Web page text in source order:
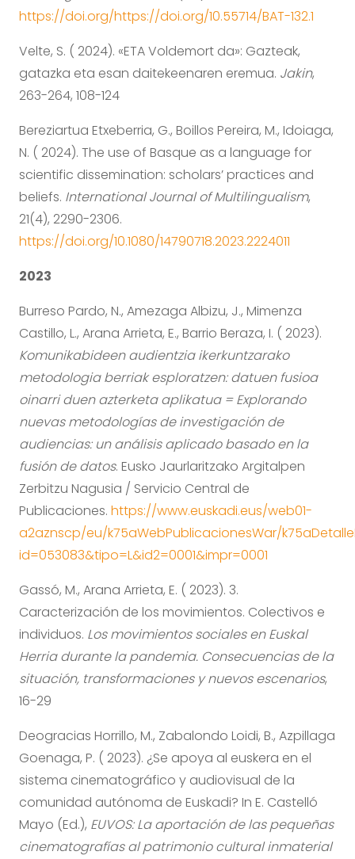
https://doi.org/https://doi.org/10.55714/BAT-132.1
Velte, S. ( 2024). «ETA Voldemort da»: Gazteak,
gatazka eta esan daitekeenaren eremua. Jakin,
263-264, 108-124
Bereziartua Etxeberria, G., Boillos Pereira, M., Idoiaga,
N. ( 2024). The use of Basque as a language for
scientific dissemination: scholars’ practices and
beliefs. International Journal of Multilingualism,
21(4), 2290-2306.
https://doi.org/10.1080/14790718.2023.2224011
2023
Burreso Pardo, N., Amezaga Albizu, J., Mimenza
Castillo, L., Arana Arrieta, E., Barrio Beraza, I. ( 2023).
Komunikabideen audientzia ikerkuntzarako
metodologia berriak esploratzen: datuen fusioa
oinarri duen azterketa aplikatua = Explorando
nuevas metodologías de investigación de
audiencias: un análisis aplicado basado en la
fusión de datos. Eusko Jaurlaritzako Argitalpen
Zerbitzu Nagusia / Servicio Central de
Publicaciones. https://www.euskadi.eus/web01-
a2aznscp/eu/k75aWebPublicacionesWar/
id=053083&tipo=L&id2=0001&impr=0001
Gassó, M., Arana Arrieta, E. ( 2023). 3.
Caracterización de los movimientos. Colectivos e
individuos. Los movimientos sociales en Euskal
Herria durante la pandemia. Consecuencias de la
situación, transformaciones y nuevos escenarios,
16-29
Deogracias Horrillo, M., Zabalondo Loidi, B., Azpillaga
Goenaga, P. ( 2023). ¿Se apoya al euskera en el
sistema cinematográfico y audiovisual de la
comunidad autónoma de Euskadi? In E. Castelló
Mayo (Ed.), EUVOS: La aportación de las pequeñas
cinematografías al patrimonio cultural inmaterial